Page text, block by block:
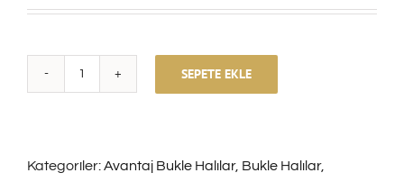
02
SEPETE EKLE
Kategoriler:Avantaj Bukle Halılar, Bukle Halılar,